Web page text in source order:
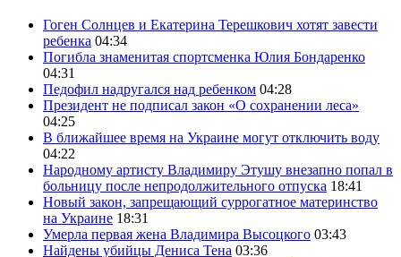
Гоген Солнцев и Екатерина Терешкович хотят завести
ребенка 04:34
Погибла знаменитая спортсменка Юлия Бондаренко
04:31
Педофил надругался над ребенком 04:28
Президент не подписал закон «О сохранении леса»
04:25
В ближайшее время на Украине могут отключить воду
04:22
Народному артисту Владимиру Этушу внезапно попал в
больницу после непродолжительного отпуска 18:41
Новый закон, запрещающий суррогатное материнство
на Украине 18:31
Умерла первая жена Владимира Высоцкого 03:43
Найдены убийцы Дениса Тена 03:36